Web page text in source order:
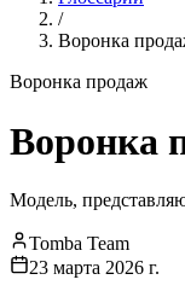
/
Воронка
Воронка продаж
Воронка
Модель,
Tomba Team
23 марта 2026 г.